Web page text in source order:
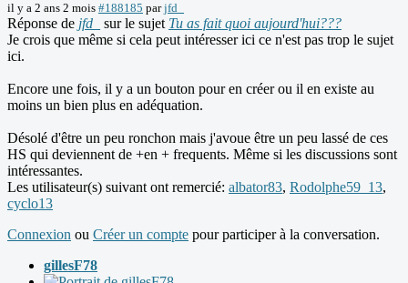
il y a 2 ans 2 mois #188185 parjfd_
Réponse de jfd_ sur le sujet Tu as fait quoi aujourd'hui???
Je crois que même si cela peut intéresser ici ce n'est pas trop le sujet
ici.
Encore une fois, il y a un bouton pour en créer ou il en existe au
moins un bien plus en adéquation.
Désolé d'être un peu ronchon mais j'avoue être un peu lassé de ces
HS qui deviennent de +en + frequents. Même si les discussions sont
intéressantes.
Les utilisateur(s) suivant ont remercié: albator83, Rodolphe59_13,
cyclo13
Connexion ou Créer un compte pour participer à la conversation.
gillesF78